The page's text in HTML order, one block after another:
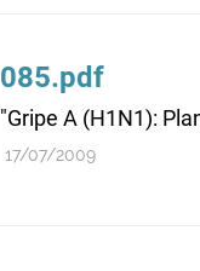
085.pdf
"Gripe A (H1N1):
17/07/2009